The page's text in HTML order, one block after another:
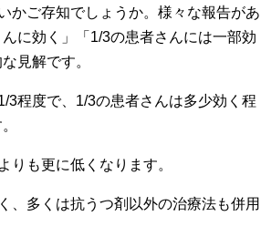
かご存知でしょうか。様々な報告があ
に効く」「1/3の患者さんには一部効
見解です。
3程度で、1/3の患者さんは多少効く程
りも更に低くなります。
、多くは抗うつ剤以外の治療法も併用